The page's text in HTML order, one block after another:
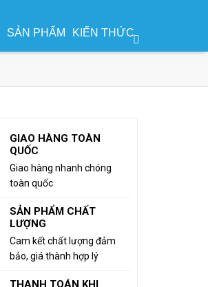
SẢN PHẨM KIẾN THỨC
GIAO HÀNG TOÀN
QUỐC
Giao hàng nhanh chóng
toàn quốc
SẢN PHẨM CHẤT
LƯỢNG
Cam kết chất lượng đảm
bảo, giá thành hợp lý
THANH TOÁN KHI